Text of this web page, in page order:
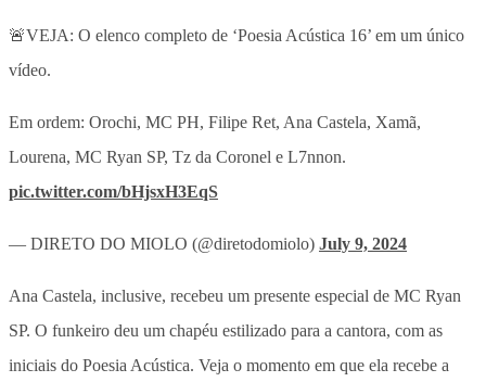
🚨VEJA: O elenco completo de ‘Poesia Acústica 16’ em um único
vídeo.
Em ordem: Orochi, MC PH, Filipe Ret, Ana Castela, Xamã,
Lourena, MC Ryan SP, Tz da Coronel e L7nnon.
pic.twitter.com/bHjsxH3EqS
— DIRETO DO MIOLO (@diretodomiolo) July 9, 2024
Ana Castela, inclusive, recebeu um presente especial de MC Ryan
SP. O funkeiro deu um chapéu estilizado para a cantora, com as
iniciais do Poesia Acústica. Veja o momento em que ela recebe a